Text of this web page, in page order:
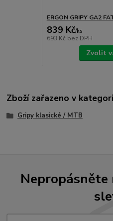
ERGON GRIPY GA2
839 Kč/ks
693 Kč bez DPH
Zvolit
Zboží zařazeno v
Gripy klasické / MTB
Nepropásněte